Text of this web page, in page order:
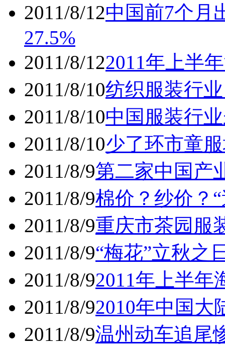
2011/8/12中国前7个月
27.5%
2011/8/122011年上半
2011/8/10纺织服装行
2011/8/10中国服装行
2011/8/10少了环市童
2011/8/9第二家中国产
2011/8/9棉价？纱价？
2011/8/9重庆市茶园服
2011/8/9“梅花”立秋之
2011/8/92011年上半年
2011/8/92010年中国大
2011/8/9温州动车追尾